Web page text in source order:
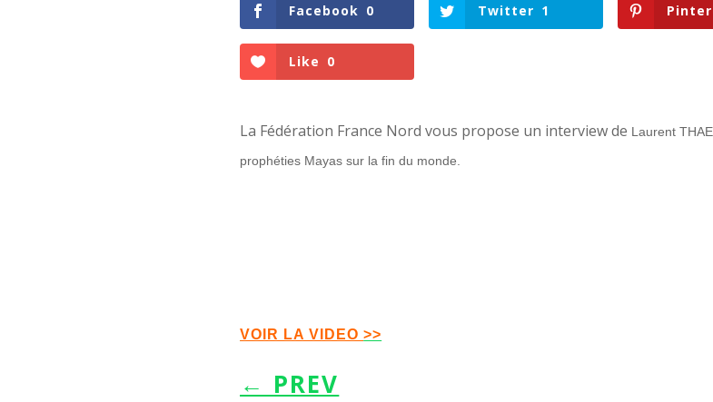
Facebook 0 Twitter 1
Like 0
La Fédération France Nord vous propose un interview de Laurent
prophéties Mayas sur la fin du monde.
VOIR LA VIDEO>>
← PREV